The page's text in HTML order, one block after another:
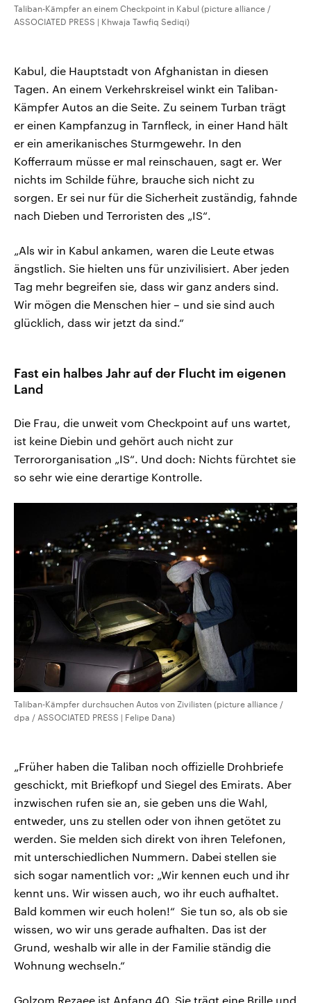
Taliban-Kämpfer an einem Checkpoint in Kabul (picture alliance /
ASSOCIATED PRESS | Khwaja Tawfiq Sediqi)
Kabul, die Hauptstadt von Afghanistan in diesen
Tagen. An einem Verkehrskreisel winkt ein Taliban-
Kämpfer Autos an die Seite. Zu seinem Turban trägt
er einen Kampfanzug in Tarnfleck, in einer Hand hält
er ein amerikanisches Sturmgewehr. In den
Kofferraum müsse er mal reinschauen, sagt er. Wer
nichts im Schilde führe, brauche sich nicht zu
sorgen. Er sei nur für die Sicherheit zuständig, fahnde
nach Dieben und Terroristen des „IS“.
„Als wir in Kabul ankamen, waren die Leute etwas
ängstlich. Sie hielten uns für unzivilisiert. Aber jeden
Tag mehr begreifen sie, dass wir ganz anders sind.
Wir mögen die Menschen hier – und sie sind auch
glücklich, dass wir jetzt da sind.“
Fast ein halbes Jahr auf der Flucht im eigenen
Land
Die Frau, die unweit vom Checkpoint auf uns wartet,
ist keine Diebin und gehört auch nicht zur
Terrororganisation „IS“. Und doch: Nichts fürchtet sie
so sehr wie eine derartige Kontrolle.
Taliban-Kämpfer durchsuchen Autos von Zivilisten (picture alliance /
dpa / ASSOCIATED PRESS | Felipe Dana)
„Früher haben die Taliban noch offizielle Drohbriefe
geschickt, mit Briefkopf und Siegel des Emirats. Aber
inzwischen rufen sie an, sie geben uns die Wahl,
entweder, uns zu stellen oder von ihnen getötet zu
werden. Sie melden sich direkt von ihren Telefonen,
mit unterschiedlichen Nummern. Dabei stellen sie
sich sogar namentlich vor: „Wir kennen euch und ihr
kennt uns. Wir wissen auch, wo ihr euch aufhaltet.
Bald kommen wir euch holen!“ Sie tun so, als ob sie
wissen, wo wir uns gerade aufhalten. Das ist der
Grund, weshalb wir alle in der Familie ständig die
Wohnung wechseln.“
Golzom Rezaee ist Anfang 40. Sie trägt eine Brille und